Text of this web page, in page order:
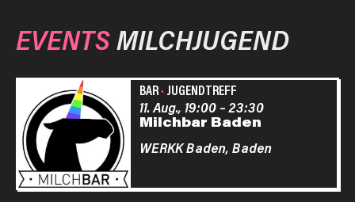
EVENTSMILCHJUGEND
BAR· JUGENDTREFF
Milchbar Baden
11. Aug., 19:00–23:30
WERKK Baden, Baden